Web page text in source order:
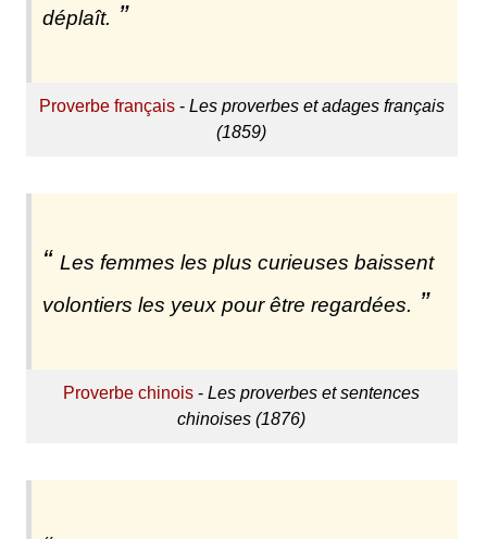
déplaît.
Proverbe français- Les proverbes et adages français
(1859)
Les femmes les plus curieuses baissent
volontiers les yeux pour être regardées.
Proverbe chinois -Les proverbes et sentences
chinoises (1876)